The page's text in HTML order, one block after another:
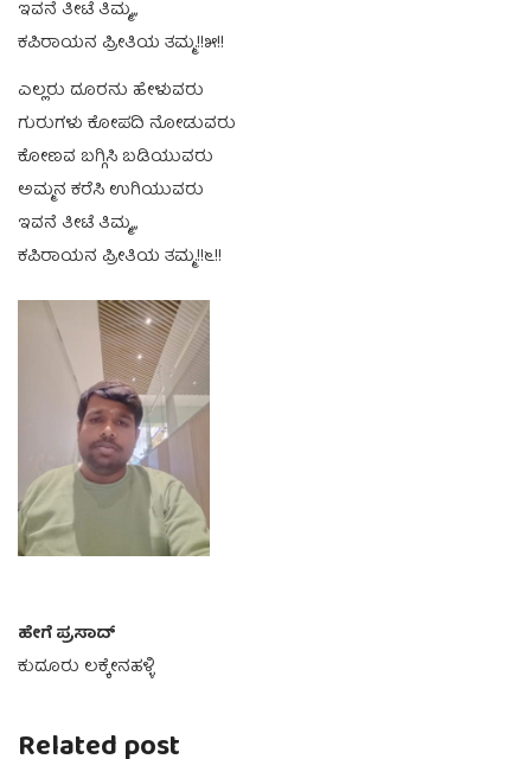
ಇವನೆ ತೀಟೆ ತಿಮ್ಮ,,,
ಕಪಿರಾಯನ ಪ್ರೀತಿಯ ತಮ್ಮ.!!೫!!
ಎಲ್ಲರು ದೂರನು ಹೇಳುವರು
ಗುರುಗಳು ಕೋಪದಿ ನೋಡುವರು
ಕೋಣವ ಬಗ್ಗಿಸಿ ಬಡಿಯುವರು
ಅಮ್ಮನ ಕರೆಸಿ ಉಗಿಯುವರು
ಇವನೆ ತೀಟೆ ತಿಮ್ಮ,,,
ಕಪಿರಾಯನ ಪ್ರೀತಿಯ ತಮ್ಮ.!!೬!!
ಹೇಗೆ ಪ್ರಸಾದ್
ಕುದೂರು ಲಕ್ಕೇನಹಳ್ಳಿ
Related post